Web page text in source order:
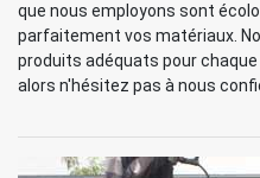
que nous employons sont
parfaitement vos matériaux.
produits adéquats pour
alors n'hésitez pas à nous